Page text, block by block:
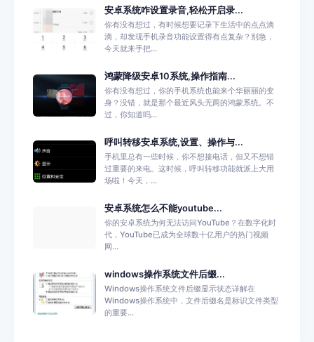
安卓系统咋设置录音,轻松开启录...
你有没有想过，有时候想要记录下生活中的点点滴
滴，却发现手机录音功能设置得有点复杂？别急，
今天就来手把...
鸿蒙降级安卓10系统,操作指南...
你有没有想过，你的手机系统也能来个华丽丽的变
身？没错，就是那个最近风头无两的鸿蒙系统。不
过，你知道吗...
呼叫转移安卓系统,设置、操作与...
手机里总有一些时候，你不想接电话，但又不想错
过重要的来电。这时候，呼叫转移功能就派上大用
场啦！今天，...
安卓系统怎么不能youtube...
你的安卓系统为何无法访问YouTube？在数字化时
代，YouTube已成为全球数十亿用户的热门视频
网...
windows操作系统文件后缀...
Windows操作系统文件后缀显示状态详解在
Windows操作系统中，文件后缀名是标识文件类型
的重要...